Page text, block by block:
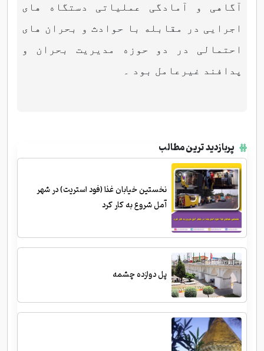
آگاهی و آمادگی عملیاتی دستگاه های
اجرایی در مقابله با حوادث و بحران های
احتمالی در دو حوزه مدیریت بحران و
پدافند غیرعامل بود ۔
پربازدید ترین مطالب
نخستین خیابان غذا (فود استریت) در شهر
آمل شروع به کار کرد
پل دوازده چشمه